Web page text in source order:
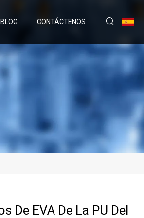
BLOG CONTÁCTENOS
De EVA De La PU Del